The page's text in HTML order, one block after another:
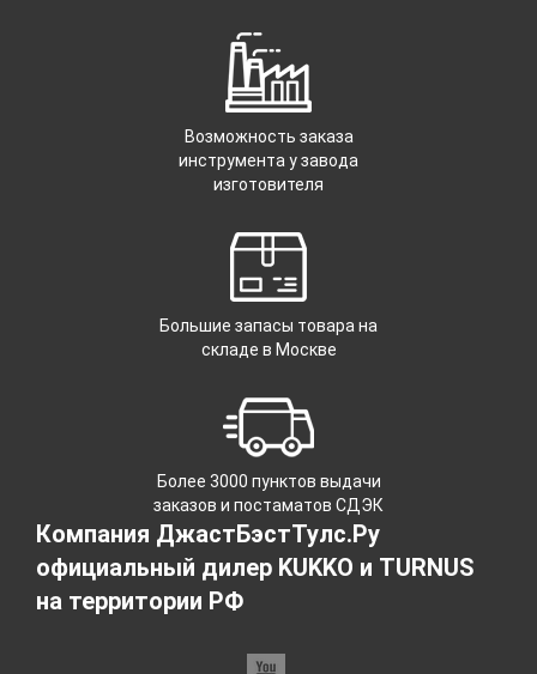
Возможность заказа
инструмента у завода
изготовителя
Большие запасы товара на
складе в Москве
Более 3000 пунктов выдачи
заказов и постаматов СДЭК
Компания ДжастБэстТулс.Ру
официальный дилер KUKKO и TURNUS
на территории РФ